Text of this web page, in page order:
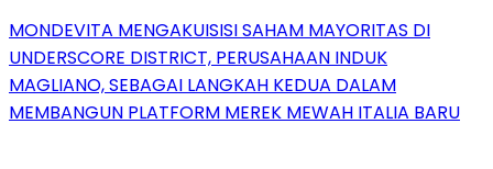
MONDEVITA MENGAKUISISI SAHAM MAYORITAS DI
UNDERSCORE DISTRICT, PERUSAHAAN INDUK
MAGLIANO, SEBAGAI LANGKAH KEDUA DALAM
MEMBANGUN PLATFORM MEREK MEWAH ITALIA BARU